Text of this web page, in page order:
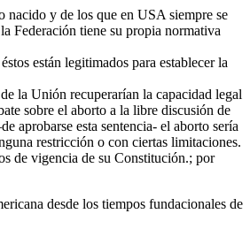
nacido y de los que en USA siempre se
Federación tiene su propia normativa
están legitimados para establecer la
la Unión recuperarían la capacidad legal
sobre el aborto a la libre discusión de
aprobarse esta sentencia- el aborto sería
restricción o con ciertas limitaciones.
de vigencia de su Constitución.; por
desde los tiempos fundacionales de